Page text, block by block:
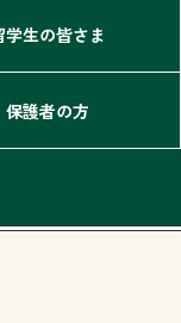
学生の皆さま
保護者の方